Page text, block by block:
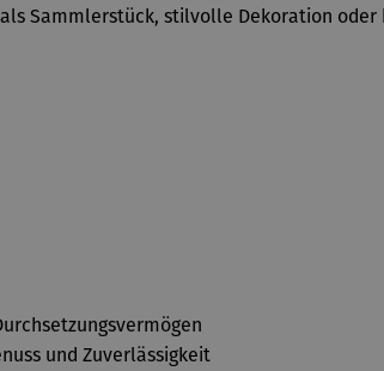
Sammlerstück, stilvolle Dekoration
und Zuverlässigkeit